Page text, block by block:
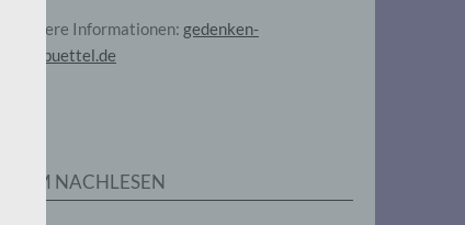
Weitere Informationen: gedenken-
eimsbuettel.de
ZUM NACHLESEN